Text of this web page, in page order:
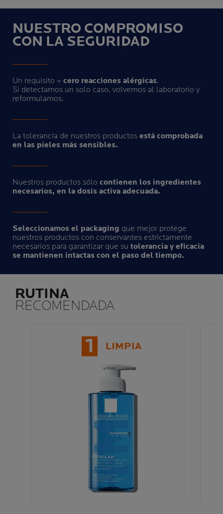
NUESTRO COMPROMISO
CON LA SEGURIDAD
Un requisito = cero reacciones alérgicas.
Si detectamos un solo caso, volvemos al laboratorio y
reformulamos.
La tolerancia de nuestros productos está comprobada
en las pieles más sensibles.
Nuestros productos sólo contienen los ingredientes
necesarios, en la dosis activa adecuada.
Seleccionamos el packaging que mejor protege
nuestros productos con conservantes estrictamente
necesarios para garantizar que su tolerancia y eficacia
se mantienen intactas con el paso del tiempo.
RUTINA
RECOMENDADA
1 LIMPIA